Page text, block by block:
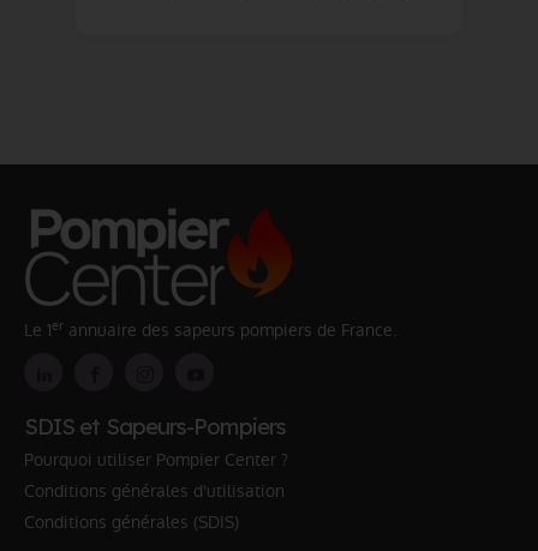
Le 1er annuaire des sapeurs pompiers de France.
SDIS et Sapeurs-Pompiers
Pourquoi utiliser Pompier Center ?
Conditions générales d'utilisation
Conditions générales (SDIS)